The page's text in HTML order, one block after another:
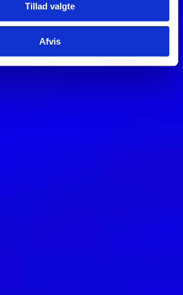
Tillad valgte
Afvis